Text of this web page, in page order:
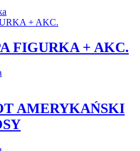
FIGURKA + AKC.
AMERYKAŃSKI